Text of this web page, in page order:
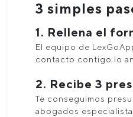
3 simples
1. Rellena el
El equipo de
contacto contigo lo
2. Recibe 3
Te conseguimos
abogados